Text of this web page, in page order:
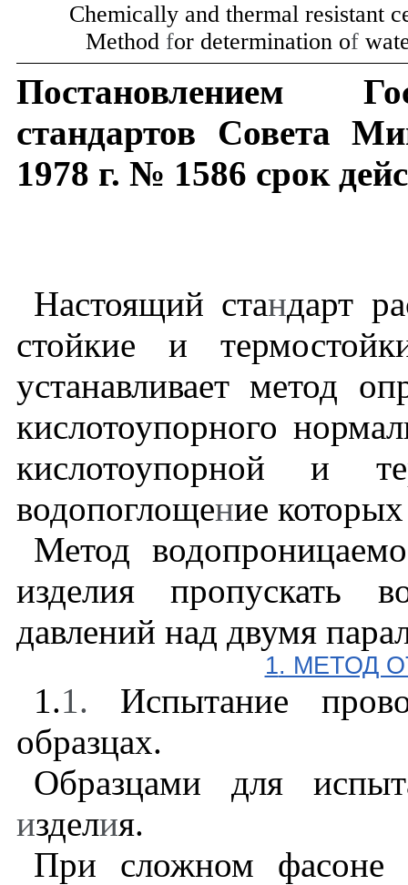
Chemically and thermal resistant
Method for determination of
Постановлением
стандартов
Совета
1978 г. № 1586 срок
Настоящий стандарт
стойкие и
устанавливает метод
кислотоупорного
кислотоупорной и
водопоглощение
Метод
изделия пропускать
давлений над двумя
1. МЕТОД
1.1. Испытание
образцах.
Образцами для
изделия.
При сложном фасоне